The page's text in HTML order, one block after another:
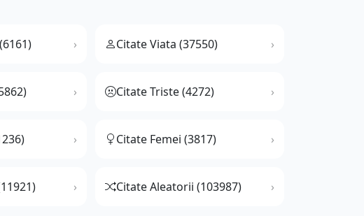
Citate Viata (37550)
Citate Triste (4272)
Citate Femei (3817)
Citate Aleatorii (103987)